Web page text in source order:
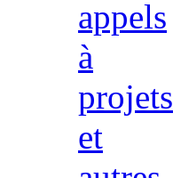
appels
à
projets
et